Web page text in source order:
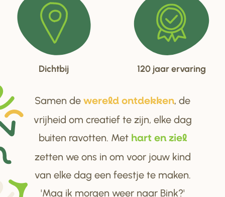
Dichtbij 120 jaar ervaring
Samen de wereld ontdekken, de
vrijheid om creatief te zijn, elke dag
buiten ravotten. Met hart en ziel
zetten we ons in om voor jouw kind
van elke dag een feestje te maken.
'Mag ik morgen weer naar Bink?'